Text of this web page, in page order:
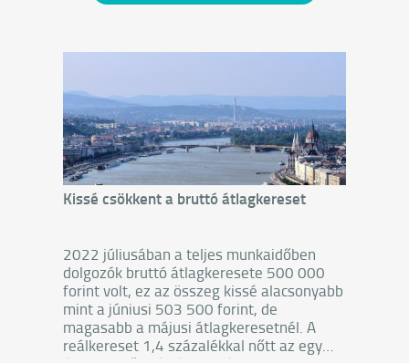
nettóval vennénk fel ennek 12-szeresét.
Kissé csökkent a bruttó átlagkereset
2022 júliusában a teljes munkaidőben
dolgozók bruttó átlagkeresete 500 000
forint volt, ez az összeg kissé alacsonyabb
mint a júniusi 503 500 forint, de
magasabb a májusi átlagkeresetnél. A
reálkereset 1,4 százalékkal nőtt az egy